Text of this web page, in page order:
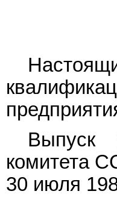
Выпуск
комитета
30 июля